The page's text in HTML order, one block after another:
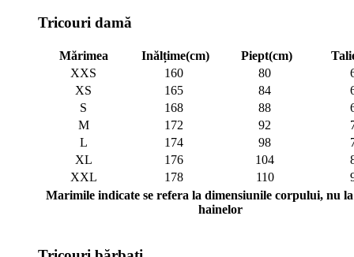
Tricouri damă
Mărimea Inălțime(cm) Piept(cm)
XXS
160 80
XS
165 84
S
168 88
M
172 92
L
174 98
XL
176 104
XXL
178 110
Marimile indicate se refera la dimensiunile corpului, nu la
hainelor